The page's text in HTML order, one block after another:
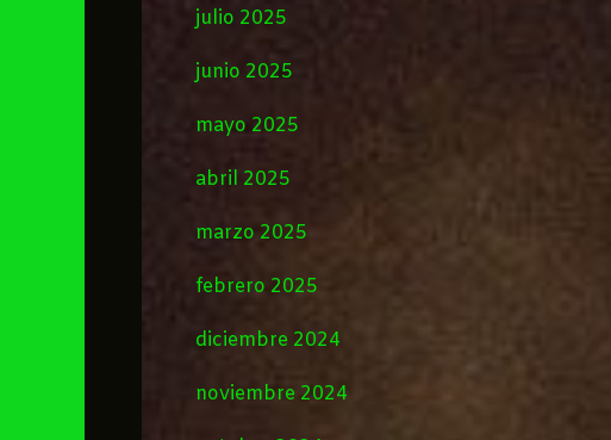
julio 2025
junio 2025
mayo 2025
abril 2025
marzo 2025
febrero 2025
diciembre 2024
noviembre 2024